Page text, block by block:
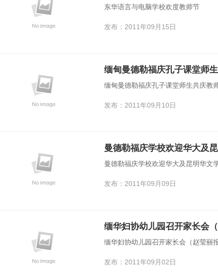
东华语言与电脑学校欢度教师节
发布：2011年09月15日
缅甸曼德勒福庆孔子课堂师
缅甸曼德勒福庆孔子课堂师生共庆教
发布：2011年09月10日
曼德勒福庆学校欢迎华大及
曼德勒福庆学校欢迎华大及昆明华文
发布：2011年09月09日
缅华妇协幼儿园召开家长会
缅华妇协幼儿园召开家长会（赵莹丽
发布：2011年09月02日